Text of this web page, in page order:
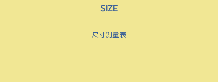
SIZE
尺寸測量表